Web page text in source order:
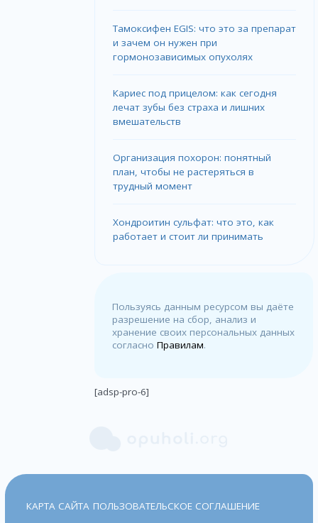
Тамоксифен EGIS: что это за препарат
и зачем он нужен при
гормонозависимых опухолях
Кариес под прицелом: как сегодня
лечат зубы без страха и лишних
вмешательств
Организация похорон: понятный
план, чтобы не растеряться в
трудный момент
Хондроитин сульфат: что это, как
работает и стоит ли принимать
Пользуясь данным ресурсом вы даёте
разрешение на сбор, анализ и
хранение своих персональных данных
согласноПравилам.
[adsp-pro-6]
КАРТА САЙТА ПОЛЬЗОВАТЕЛЬСКОЕ СОГЛАШЕНИЕ